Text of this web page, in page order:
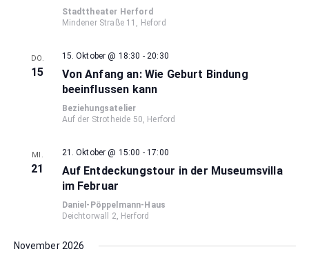
Stadttheater Herford
Mindener Straße 11, Heford
DO.
15
15. Oktober @ 18:30 -20:30
Von Anfang an: Wie Geburt Bindung
beeinflussen kann
Beziehungsatelier
Auf der Strotheide 50, Herford
MI.
21
21. Oktober @ 15:00 - 17:00
Auf Entdeckungstour in der Museumsvilla
im Februar
Daniel-Pöppelmann-Haus
Deichtorwall 2, Herford
November 2026